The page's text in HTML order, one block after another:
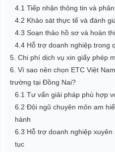
4.1 Tiếp nhận thông tin và
4.2 Khảo sát thực tế và đánh
4.3 Soạn thảo hồ sơ và hoàn
4.4 Hỗ trợ doanh nghiệp trong
5. Chi phí dịch vụ xin giấy phép
6. Vì sao nên chọn ETC Việt
trường tại Đồng Nai?
6.1 Tư vấn giải pháp phù hợp
6.2 Đội ngũ chuyên môn am
hành
6.3 Hỗ trợ doanh nghiệp
tục